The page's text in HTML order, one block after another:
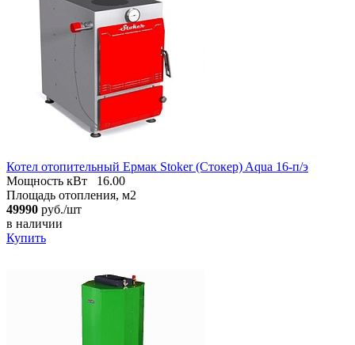
Котел отопительный Ермак Stoker (Стокер) Aqua 16-п/э
Мощность кВт
16.00
Площадь отопления, м2
49990 руб./шт
в наличии
Купить